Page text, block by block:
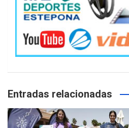
Entradas relacionadas